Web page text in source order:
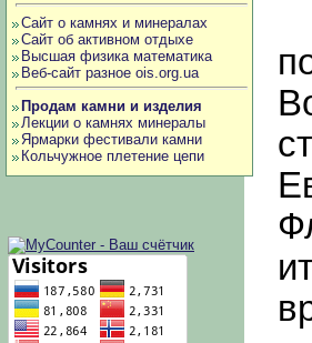
Сайт о камнях и минералах
Сайт об активном отдыхе
Высшая физика математика
Веб-сайт разное ois.org.ua
Продам камни и изделия
Лекции о камнях минералы
Ярмарки фестивали камни
Кольчужное плетение цепи